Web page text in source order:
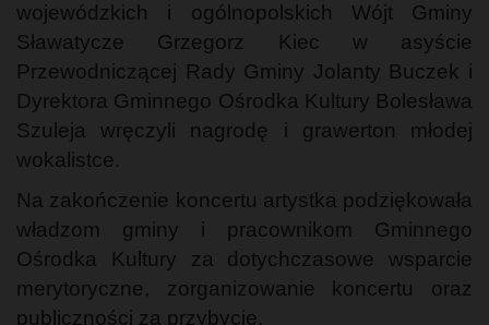
wojewódzkich i ogólnopolskich Wójt Gminy
Sławatycze Grzegorz Kiec w asyście
Przewodniczącej Rady Gminy Jolanty Buczek i
Dyrektora Gminnego Ośrodka Kultury Bolesława
Szuleja wręczyli nagrodę i grawerton młodej
wokalistce.
Na zakończenie koncertu artystka podziękowała
władzom gminy i pracownikom Gminnego
Ośrodka Kultury za dotychczasowe wsparcie
merytoryczne, zorganizowanie koncertu oraz
publiczności za przybycie.